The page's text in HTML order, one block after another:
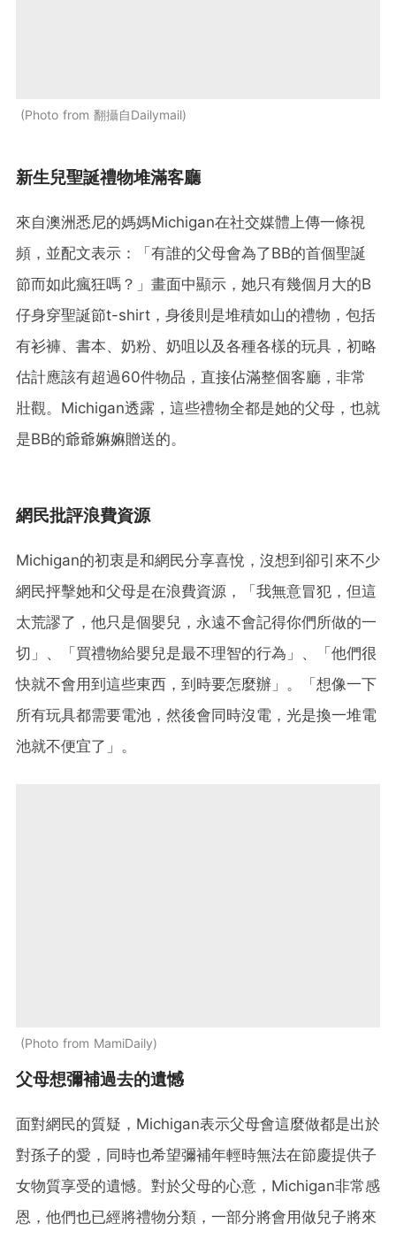
Photo from 翻攝自Dailymail
新生兒聖誕禮物堆滿客廳
來自澳洲悉尼的媽媽Michigan在社交媒體上傳一條視
頻，並配文表示：「有誰的父母會為了BB的首個聖誕
節而如此瘋狂嗎？」畫面中顯示，她只有幾個月大的B
仔身穿聖誕節t-shirt，身後則是堆積如山的禮物，包括
有衫褲、書本、奶粉、奶咀以及各種各樣的玩具，初略
估計應該有超過60件物品，直接佔滿整個客廳，非常
壯觀。Michigan透露，這些禮物全都是她的父母，也就
是BB的爺爺嫲嫲贈送的。
網民批評浪費資源
Michigan的初衷是和網民分享喜悅，沒想到卻引來不少
網民抨擊她和父母是在浪費資源，「我無意冒犯，但這
太荒謬了，他只是個嬰兒，永遠不會記得你們所做的一
切」、「買禮物給嬰兒是最不理智的行為」、「他們很
快就不會用到這些東西，到時要怎麼辦」。「想像一下
所有玩具都需要電池，然後會同時沒電，光是換一堆電
池就不便宜了」。
Photo from MamiDaily
父母想彌補過去的遺憾
面對網民的質疑，Michigan表示父母會這麼做都是出於
對孫子的愛，同時也希望彌補年輕時無法在節慶提供子
女物質享受的遺憾。對於父母的心意，Michigan非常感
恩，他們也已經將禮物分類，一部分將會用做兒子將來